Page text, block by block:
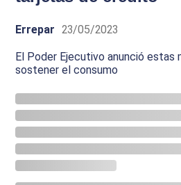
Errepar 23/05/2023
El Poder Ejecutivo anunció estas
sostener el consumo